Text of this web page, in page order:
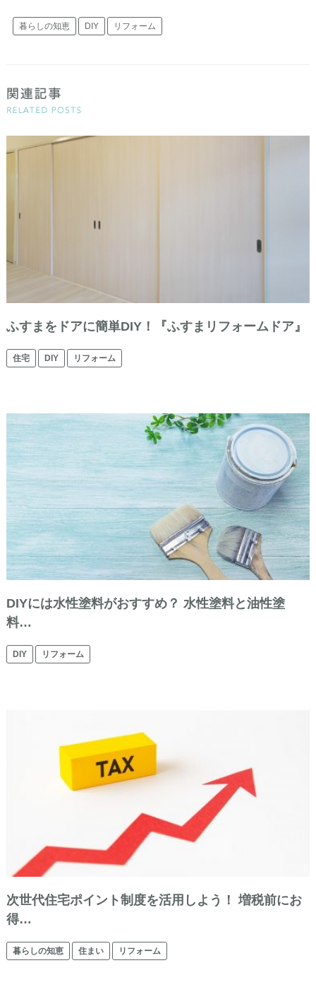
暮らしの知恵 DIY リフォーム
ふすまをドアに簡単DIY！『ふすまリフォームドア』
住宅 DIY リフォーム
DIYには水性塗料がおすすめ？ 水性塗料と油性塗
料…
DIY リフォーム
次世代住宅ポイント制度を活用しよう！ 増税前にお
得…
暮らしの知恵 住まい リフォーム